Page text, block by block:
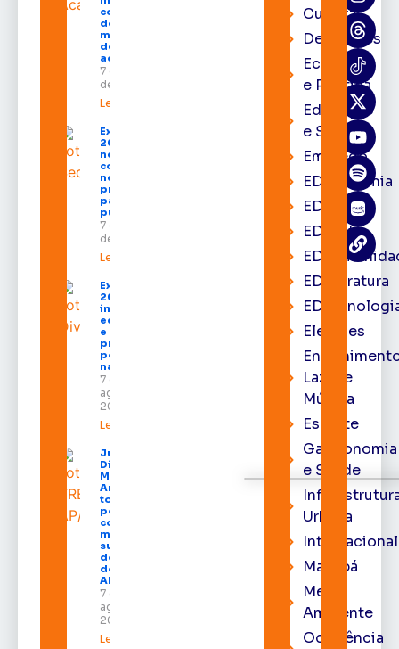
com mais
de R$ 668
milhões
destinados
ao Amapá
7 de agosto
de 2026
Leia mais »
Expofeira
2026 começa
neste sábado
com shows,
negócios e
programação
para todos os
públicos
7 de agosto
de 2026
Leia mais »
Expofeira
2026
impulsiona
economia
e aumenta
procura
por hotéis
na capital
7 de
agosto de
2026
Leia mais »
Juiz
Diego
Moura de
Araújo
toma
posse
como
membro
substituto
do Pleno
do TRE-
AP
7 de
agosto de
2026
Leia mais »
Cultura
Destaques
Economia
e Política
Educação
e Saúde
Emprego
EDacademia
EDbrasília
EDcast
EDliteratura
Eleições
Lazer e
Música
Esporte
Gastronomia
e Saúde
Urbana
Internacional
Macapá
Meio
Ambiente
Ocorrência